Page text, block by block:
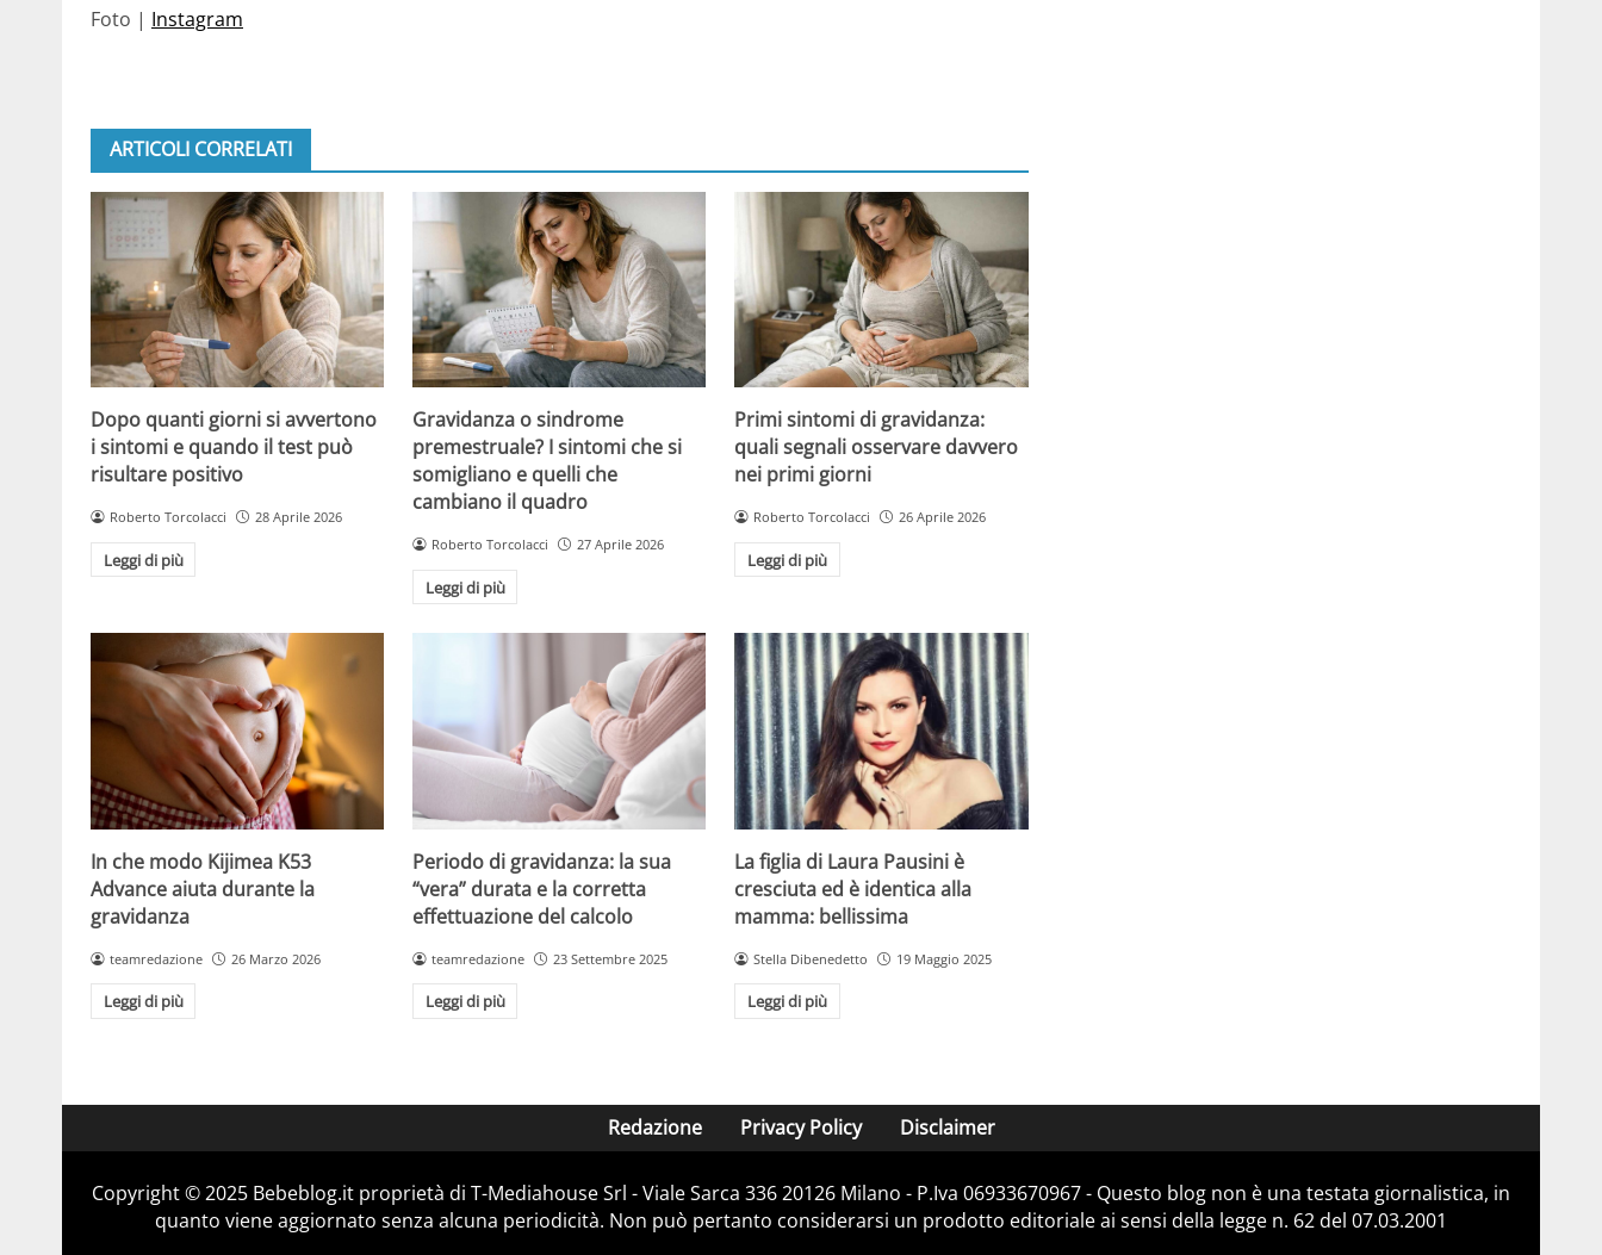
Foto | Instagram
ARTICOLI CORRELATI
Dopo quanti giorni si avvertono
i sintomi e quando il test può
risultare positivo
Roberto Torcolacci 28 Aprile 2026
Leggi di più
Gravidanza o sindrome
premestruale? I sintomi che si
somigliano e quelli che
cambiano il quadro
Roberto Torcolacci 27 Aprile 2026
Leggi di più
Primi sintomi di gravidanza:
quali segnali osservare davvero
nei primi giorni
Roberto Torcolacci 26 Aprile 2026
Leggi di più
In che modo Kijimea K53
Advance aiuta durante la
gravidanza
teamredazione 26 Marzo 2026
Leggi di più
Periodo di gravidanza: la sua
“vera” durata e la corretta
effettuazione del calcolo
teamredazione 23 Settembre 2025
Leggi di più
La figlia di Laura Pausini è
cresciuta ed è identica alla
mamma: bellissima
Stella Dibenedetto 19 Maggio 2025
Leggi di più
Redazione Privacy Policy Disclaimer
Copyright © 2025 Bebeblog.it proprietà di T-Mediahouse Srl - Viale Sarca 336 20126 Milano - P.Iva 06933670967 - Questo blog non è una testata giornalistica, in
quanto viene aggiornato senza alcuna periodicità. Non può pertanto considerarsi un prodotto editoriale ai sensi della legge n. 62 del 07.03.2001